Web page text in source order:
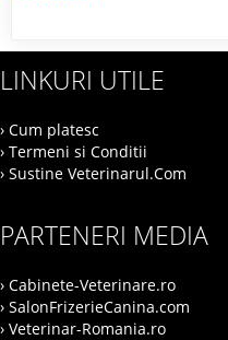
LINKURI UTILE
› Cum platesc
› Termeni si Conditii
› Sustine Veterinarul.Com
PARTENERI MEDIA
› Cabinete-Veterinare.ro
› SalonFrizerieCanina.com
› Veterinar-Romania.ro